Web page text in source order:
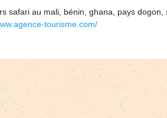
safari au mali, bénin, ghana, pays
tourisme.com/